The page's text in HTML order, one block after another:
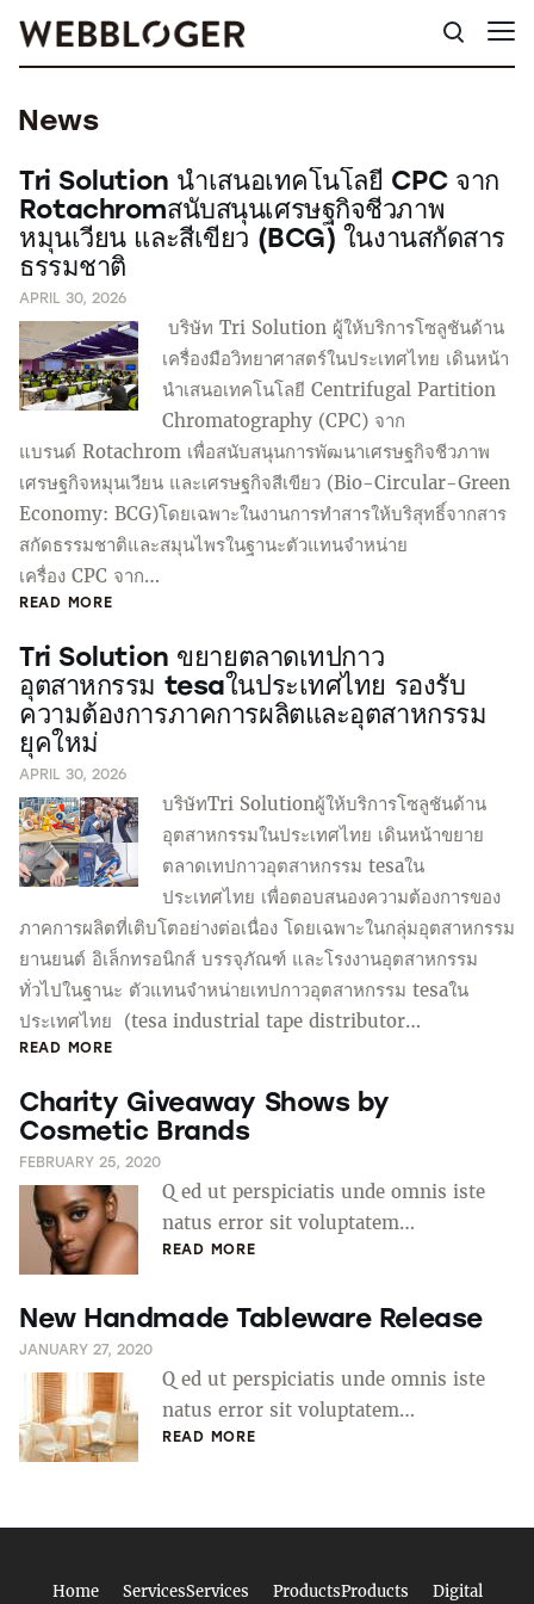
News
Tri Solution นำเสนอเทคโนโลยี CPC จาก
Rotachromสนับสนุนเศรษฐกิจชีวภาพ
หมุนเวียน และสีเขียว (BCG) ในงานสกัดสาร
ธรรมชาติ
APRIL 30, 2026
บริษัท Tri Solution ผู้ให้บริการโซลูชันด้าน
เครื่องมือวิทยาศาสตร์ในประเทศไทย เดินหน้า
นำเสนอเทคโนโลยี Centrifugal Partition
Chromatography (CPC) จาก
แบรนด์ Rotachrom เพื่อสนับสนุนการพัฒนาเศรษฐกิจชีวภาพ
เศรษฐกิจหมุนเวียน และเศรษฐกิจสีเขียว (Bio-Circular-Green
Economy: BCG)โดยเฉพาะในงานการทำสารให้บริสุทธิ์จากสาร
สกัดธรรมชาติและสมุนไพรในฐานะตัวแทนจำหน่าย
เครื่อง CPC จาก…
READ MORE
Tri Solution ขยายตลาดเทปกาว
อุตสาหกรรม tesaในประเทศไทย รองรับ
ความต้องการภาคการผลิตและอุตสาหกรรม
ยุคใหม่
APRIL 30, 2026
บริษัทTri Solutionผู้ให้บริการโซลูชันด้าน
อุตสาหกรรมในประเทศไทย เดินหน้าขยาย
ตลาดเทปกาวอุตสาหกรรม tesaใน
ประเทศไทย เพื่อตอบสนองความต้องการของ
ภาคการผลิตที่เติบโตอย่างต่อเนื่อง โดยเฉพาะในกลุ่มอุตสาหกรรม
ยานยนต์ อิเล็กทรอนิกส์ บรรจุภัณฑ์ และโรงงานอุตสาหกรรม
ทั่วไปในฐานะ ตัวแทนจำหน่ายเทปกาวอุตสาหกรรม tesaใน
ประเทศไทย (tesa industrial tape distributor…
READ MORE
Charity Giveaway Shows by
Cosmetic Brands
FEBRUARY 25, 2020
Q ed ut perspiciatis unde omnis iste
natus error sit voluptatem…
READ MORE
New Handmade Tableware Release
JANUARY 27, 2020
Q ed ut perspiciatis unde omnis iste
natus error sit voluptatem…
READ MORE
Home ServicesServices ProductsProducts Digital